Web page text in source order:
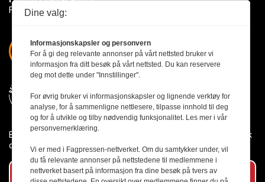
Få med deg det siste innen byggebransjen
Byggmesteren følger Vær Varsom-plakaten og presseetikken slik
den er nedfelt i Redaktørplakaten.
Abonner på vårt nyhetsbrev
Dine valg:
Informasjonskapsler og personvern
For å gi deg relevante annonser på vårt nettsted bruker vi
informasjon fra ditt besøk på vårt nettsted. Du kan reservere
deg mot dette under "Innstillinger".
For øvrig bruker vi informasjonskapsler og lignende verktøy for
analyse, for å sammenligne nettlesere, tilpasse innhold til deg
og for å utvikle og tilby nødvendig funksjonalitet. Les mer i vår
personvernerklæring.
Vi er med i Fagpressen-nettverket. Om du samtykker under, vil
du få relevante annonser på nettstedene til medlemmene i
nettverket basert på informasjon fra dine besøk på tvers av